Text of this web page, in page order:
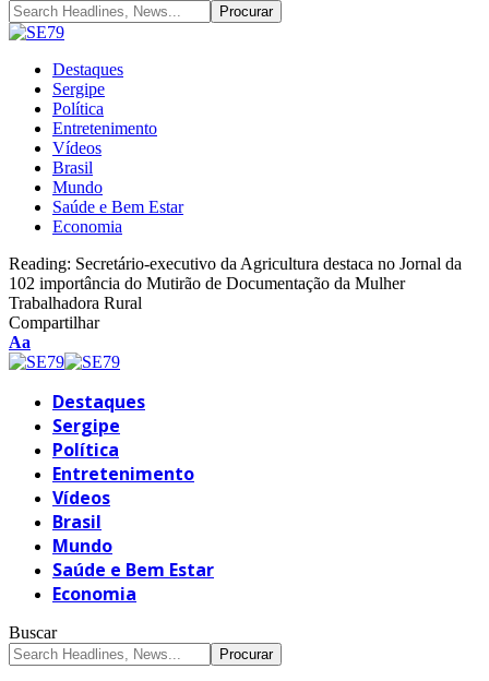
Destaques
Sergipe
Política
Entretenimento
Vídeos
Brasil
Mundo
Saúde e Bem Estar
Economia
Reading: Secretário-executivo da Agricultura destaca no Jornal da
102 importância do Mutirão de Documentação da Mulher
Trabalhadora Rural
Compartilhar
Font
Resizer
Aa
Destaques
Sergipe
Política
Entretenimento
Vídeos
Brasil
Mundo
Saúde e Bem Estar
Economia
Buscar